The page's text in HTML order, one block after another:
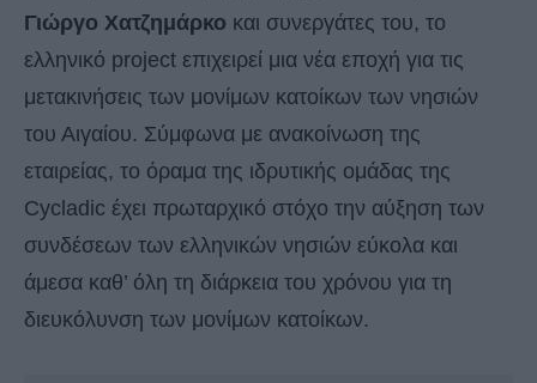
Γιώργο Χατζημάρκο και συνεργάτες του, το
ελληνικό project επιχειρεί μια νέα εποχή για τις
μετακινήσεις των μονίμων κατοίκων των νησιών
του Αιγαίου. Σύμφωνα με ανακοίνωση της
εταιρείας, το όραμα της ιδρυτικής ομάδας της
Cycladic έχει πρωταρχικό στόχο την αύξηση των
συνδέσεων των ελληνικών νησιών εύκολα και
άμεσα καθ’ όλη τη διάρκεια του χρόνου για τη
διευκόλυνση των μονίμων κατοίκων.